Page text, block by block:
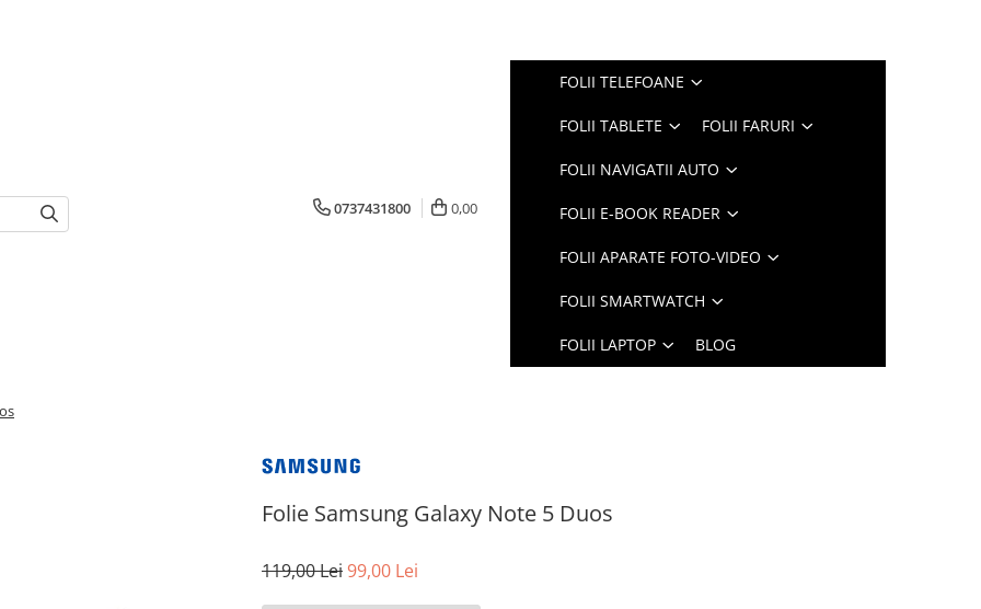
0737431800 0,00
FOLII TELEFOANE
FOLII TABLETE FOLII FARURI
FOLII NAVIGATII AUTO
FOLII E-BOOK READER
FOLII APARATE FOTO-VIDEO
FOLII SMARTWATCH
FOLII LAPTOP BLOG
Folie Samsung Galaxy Note 5 Duos
119,00 Lei99,00 Lei